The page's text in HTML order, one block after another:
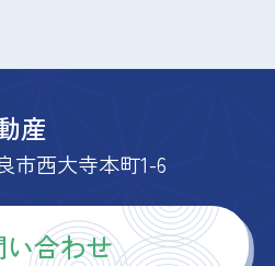
産
市西大寺本町1-6
い合わせ